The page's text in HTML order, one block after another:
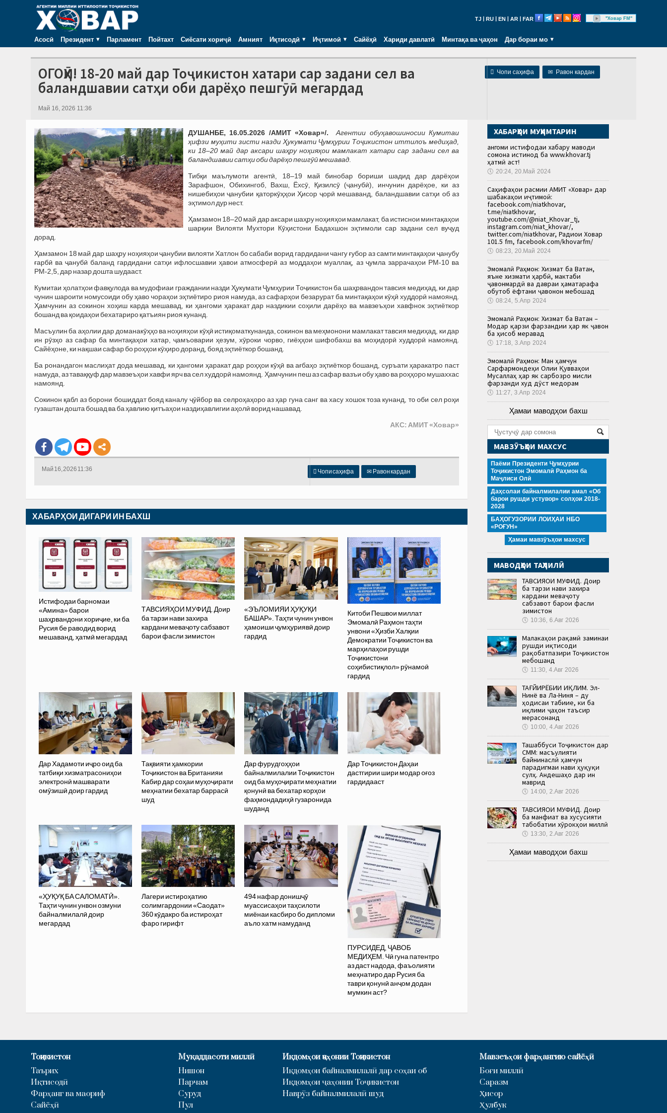
TJ RU EN AR FAR "Ховар FM"
Асосӣ Президент Парламент Пойтахт Сиёсати хориҷӣ Амният Иқтисодӣ Иҷтимоӣ Сайёҳӣ Хариди давлатӣ Минтақа ва ҷаҳон Дар бораи мо
 Чопи саҳифа ✉ Равон кардан
ОГОҲӢ! 18-20 май дар Тоҷикистон хатари сар задани сел ва
баландшавии сатҳи оби дарёҳо пешгӯӣ мегардад
Май 16, 2026 11:36
ДУШАНБЕ, 16.05.2026 /АМИТ «Ховар»/.
Агентии обуҳавошиносии Кумитаи
ҳифзи муҳити зисти назди Ҳукумати Ҷумҳурии Тоҷикистон иттилоъ медиҳад,
ки 18–20 май дар аксари шаҳру ноҳияҳои мамлакат хатари сар задани сел ва
баландшавии сатҳи оби дарёҳо пешгӯӣ мешавад.
Тибқи маълумоти агентӣ, 18–19 май бинобар бориши шадид дар дарёҳои
Зарафшон, Обихингоб, Вахш, Ёхсӯ, Қизилсӯ (ҷанубӣ), инчунин дарёҳое, ки аз
нишебиҳои ҷанубии қаторкӯҳҳои Ҳисор ҷорӣ мешаванд, баландшавии сатҳи об аз
эҳтимол дур нест.
Ҳамзамон 18–20 май дар аксари шаҳру ноҳияҳои мамлакат, ба истиснои минтақаҳои
шарқии Вилояти Мухтори Кӯҳистони Бадахшон эҳтимоли сар задани сел вуҷуд
дорад.
Ҳамзамон 18 май дар шаҳру ноҳияҳои ҷанубии вилояти Хатлон бо сабаби ворид гардидани чангу ғубор аз самти минтақаҳои ҷанубу
ғарбӣ ва ҷанубӣ баланд гардидани сатҳи ифлосшавии ҳавои атмосферӣ аз моддаҳои муаллақ, аз ҷумла заррачаҳои РМ-10 ва
РМ-2,5, дар назар дошта шудааст.
Кумитаи ҳолатҳои фавқулода ва мудофиаи граждании назди Ҳукумати Ҷумҳурии Тоҷикистон ба шаҳрвандон тавсия медиҳад, ки дар
чунин шароити номусоиди обу ҳаво чораҳои эҳтиётиро риоя намуда, аз сафарҳои безарурат ба минтақаҳои кӯҳӣ худдорӣ намоянд.
Ҳамчунин аз сокинон хоҳиш карда мешавад, ки ҳангоми ҳаракат дар наздикии соҳили дарёҳо ва мавзеъҳои хавфнок эҳтиёткор
бошанд ва қоидаҳои бехатариро қатъиян риоя кунанд.
Масъулин ба аҳолии дар доманакӯҳҳо ва ноҳияҳои кӯҳӣ истиқоматкунанда, сокинон ва меҳмонони мамлакат тавсия медиҳад, ки дар
ин рӯзҳо аз сафар ба минтақаҳои хатар, ҷамъоварии ҳезум, хӯроки чорво, гиёҳҳои шифобахш ва моҳидорӣ худдорӣ намоянд.
Сайёҳоне, ки нақшаи сафар бо роҳҳои кӯҳиро доранд, бояд эҳтиёткор бошанд.
Ба ронандагон маслиҳат дода мешавад, ки ҳангоми ҳаракат дар роҳҳои кӯҳӣ ва ағбаҳо эҳтиёткор бошанд, суръати ҳаракатро паст
намуда, аз таваққуф дар мавзеъҳои хавфи ярч ва сел худдорӣ намоянд. Ҳамчунин пеш аз сафар вазъи обу ҳаво ва роҳҳоро мушаххас
намоянд.
Сокинон қабл аз борони бошиддат бояд каналу ҷӯйбор ва селроҳаҳоро аз ҳар гуна санг ва хасу хошок тоза кунанд, то оби сел роҳи
гузаштан дошта бошад ва ба ҳавлию қитъаҳои наздиҳавлигии аҳолӣ ворид нашавад.
АКС: АМИТ «Ховар»
 Чопи саҳифа ✉ Равон кардан
Май 16, 2026 11:36
ХАБАРҲОИ ДИГАРИ ИН БАХШ
Истифодаи барномаи
«Амина» барои
шаҳрвандони хориҷие, ки ба
Русия бе раводид ворид
мешаванд, ҳатмӣ мегардад
ТАВСИЯҲОИ МУФИД. Доир
ба тарзи нави захира
кардани меваҷоту сабзавот
барои фасли зимистон
«ЭЪЛОМИЯИ ҲУҚУҚИ
БАШАР». Таҳти чунин унвон
ҳамоиши ҷумҳуриявӣ доир
гардид
Китоби Пешвои миллат
Эмомалӣ Раҳмон таҳти
унвони «Ҳизби Халқии
Демократии Тоҷикистон ва
марҳилаҳои рушди
Тоҷикистони
соҳибистиқлол» рӯнамоӣ
гардид
Дар Хадамоти иҷро оид ба
татбиқи хизматрасониҳои
электронӣ машварати
омӯзишӣ доир гардид
Тақвияти ҳамкории
Тоҷикистон ва Британияи
Кабир дар соҳаи муҳоҷирати
меҳнатии бехатар баррасӣ
шуд
Дар фурудгоҳҳои
байналмилалии Тоҷикистон
оид ба муҳоҷирати меҳнатии
қонунӣ ва бехатар корҳои
фаҳмондадиҳӣ гузаронида
шуданд
Дар Тоҷикистон Даҳаи
дастгирии шири модар оғоз
гардидааст
«ҲУҚУҚ БА САЛОМАТӢ».
Таҳти чунин унвон озмуни
байналмилалӣ доир
мегардад
Лагери истироҳатию
солимгардонии «Саодат»
360 кӯдакро ба истироҳат
фаро гирифт
494 нафар донишҷӯ
муассисаҳои таҳсилоти
миёнаи касбиро бо дипломи
аъло хатм намуданд
ПУРСИДЕД, ҶАВОБ
МЕДИҲЕМ. Чӣ гуна патентро
аз даст надода, фаъолияти
меҳнатиро дар Русия ба
таври қонунӣ анҷом додан
мумкин аст?
ХАБАРҲОИ МУҲИМТАРИН
Ҳангоми истифодаи хабару маводи
сомона истинод ба www.khovar.tj
ҳатмӣ аст!
🕔 20:24, 20.Май 2024
Саҳифаҳои расмии АМИТ «Ховар» дар
шабакаҳои иҷтимоӣ:
facebook.com/niatkhovar,
t.me/niatkhovar,
youtube.com/@niat_Khovar_tj,
instagram.com/niat_khovar/,
twitter.com/niatkhovar, Радиои Ховар
101.5 fm, facebook.com/khovarfm/
🕔 08:23, 20.Май 2024
Эмомалӣ Раҳмон: Хизмат ба Ватан,
яъне хизмати ҳарбӣ, мактаби
ҷавонмардӣ ва давраи ҳаматарафа
обутоб ёфтани ҷавонон мебошад
🕔 08:24, 5.Апр 2024
Эмомалӣ Раҳмон: Хизмат ба Ватан –
Модар қарзи фарзандии ҳар як ҷавон
ба ҳисоб меравад
🕔 17:18, 3.Апр 2024
Эмомалӣ Раҳмон: Ман ҳамчун
Сарфармондеҳи Олии Қувваҳои
Мусаллаҳ ҳар як сарбозро мисли
фарзанди худ дӯст медорам
🕔 11:27, 3.Апр 2024
Ҳамаи маводҳои бахш
МАВЗӮЪҲОИ МАХСУС
Паёми Президенти Ҷумҳурии
Тоҷикистон Эмомалӣ Раҳмон ба
Маҷлиси Олӣ
Даҳсолаи байналмилалии амал «Об
барои рушди устувор» солҳои 2018-
2028
БАҲОГУЗОРИИ ЛОИҲАИ НБО
«РОҒУН»
Ҳамаи мавзӯъҳои махсус
МАВОДҲОИ ТАҲЛИЛӢ
ТАВСИЯҲОИ МУФИД. Доир
ба тарзи нави захира
кардани меваҷоту
сабзавот барои фасли
зимистон
🕔 10:36, 6.Авг 2026
Малакаҳои рақамӣ заминаи
рушди иқтисоди
рақобатпазири Тоҷикистон
мебошанд
🕔 11:30, 4.Авг 2026
ТАҒЙИРЁБИИ ИҚЛИМ. Эл-
Нинё ва Ла-Ниня – ду
ҳодисаи табиие, ки ба
иқлими ҷаҳон таъсир
мерасонанд
🕔 10:00, 4.Авг 2026
Ташаббуси Тоҷикистон дар
СММ: масъулияти
байнинаслӣ ҳамчун
парадигмаи нави ҳуқуқи
сулҳ. Андешаҳо дар ин
маврид
🕔 14:00, 2.Авг 2026
ТАВСИЯҲОИ МУФИД. Доир
ба манфиат ва хусусияти
табобатии хӯрокҳои миллӣ
🕔 13:30, 2.Авг 2026
Ҳамаи маводҳои бахш
Тоҷикистон
Таърих
Иқтисодӣ
Фарҳанг ва маориф
Сайёҳӣ
Муқаддасоти миллӣ
Нишон
Парчам
Суруд
Пул
Иқдомҳои ҷаҳонии Тоҷикистон
Иқдомҳои байналмилалӣ дар соҳаи об
Иқдомҳои ҷаҳонии Тоҷикистон
Наврӯз байналмилалӣ шуд
Мавзеъҳои фарҳангию сайёҳӣ
Боғи миллӣ
Саразм
Ҳисор
Ҳулбук